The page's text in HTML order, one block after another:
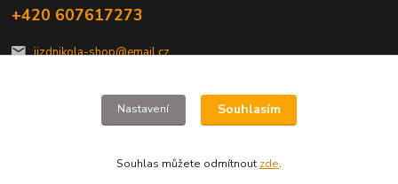
+420 607617273
jizdnikola-shop@email.cz
Nastavení Souhlasím
Souhlas můžete odmítnout zde.